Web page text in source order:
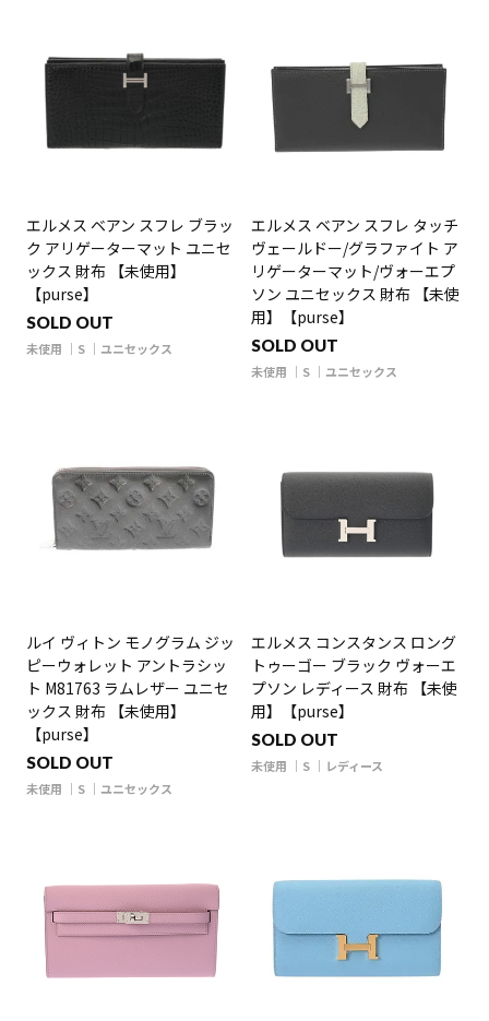
エルメス ベアン スフレ ブラッ
ク アリゲーターマット ユニセ
ックス 財布 【未使用】
【purse】
SOLD OUT
未使用 S ユニセックス
エルメス ベアン スフレ タッチ
ヴェールドー/グラファイト ア
リゲーターマット/ヴォーエプ
ソン ユニセックス 財布 【未使
用】【purse】
SOLD OUT
未使用 S ユニセックス
ルイ ヴィトン モノグラム ジッ
ピーウォレット アントラシッ
ト M81763 ラムレザー ユニセ
ックス 財布 【未使用】
【purse】
SOLD OUT
未使用 S ユニセックス
エルメス コンスタンス ロング
トゥーゴー ブラック ヴォーエ
プソン レディース 財布 【未使
用】【purse】
SOLD OUT
未使用 S レディース